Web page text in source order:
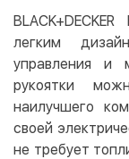
Кредит
Мгновенная
Оплата
Покупка
легким
управления и
рукоятки
наилучшего
своей
не требует